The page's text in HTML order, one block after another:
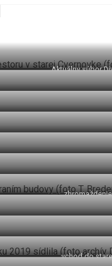
Aktuálny súbor
vchod do